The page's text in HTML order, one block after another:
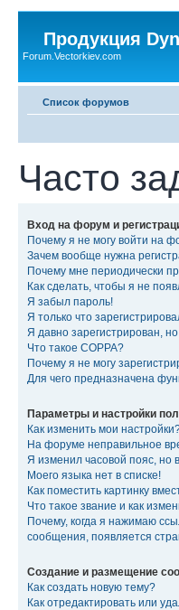
Продукция
Forum.Vectorkiev.com
Список форумов
Часто
Вход на форум и
Почему я не могу войти на
Зачем вообще нужна
Почему мне периодически
Как сделать, чтобы я не
Я забыл пароль!
Я только что
Я давно зарегистрирован,
Что такое COPPA?
Почему я не могу
Для чего предназначена
Параметры и настройки
Как изменить мои
На форуме неправильное
Я изменил часовой пояс, но
Моего языка нет в списке!
Как поместить картинку
Что такое звание и как
Почему, когда я нажимаю
сообщения, появляется
Создание и размещение
Как создать новую тему?
Как отредактировать или